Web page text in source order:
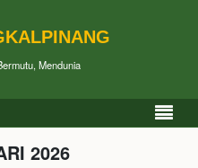
Mendunia
2026